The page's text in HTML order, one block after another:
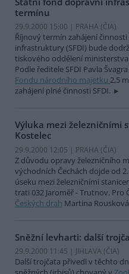
termínu
29.9.2000 15:00 | PRAHA (ČIA)
Říjnový termín zahájení
infrastruktury (SFDI) bude
tiskového oddělení
Podle ředitele SFDI Pavla
Fondu národního majetku 2,5
zahájení plné činnosti SFDI.
Výluka mezi železničními
Kostelec
29.9.2000 12:05 | PRAHA (ČIA)
Z důvodu opravy železničního
východních Čechách dojde od
úseku mezi železničními
trati 032 Jaroměř - Trutnov. Pro
Českých drah Martina
Sněžní levharti: další
29.9.2000 11:45 | JIHLAVA (ČIA)
Další trojčata přivedl v těchto